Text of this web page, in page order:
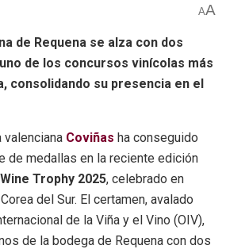
AA
de Requena se alza con dos
de los concursos vinícolas más
consolidando su presencia en el
valenciana Coviñas ha conseguido
de medallas en la reciente edición
Trophy 2025, celebrado en
del Sur. El certamen, avalado
de la Viña y el Vino (OIV),
de la bodega de Requena con dos